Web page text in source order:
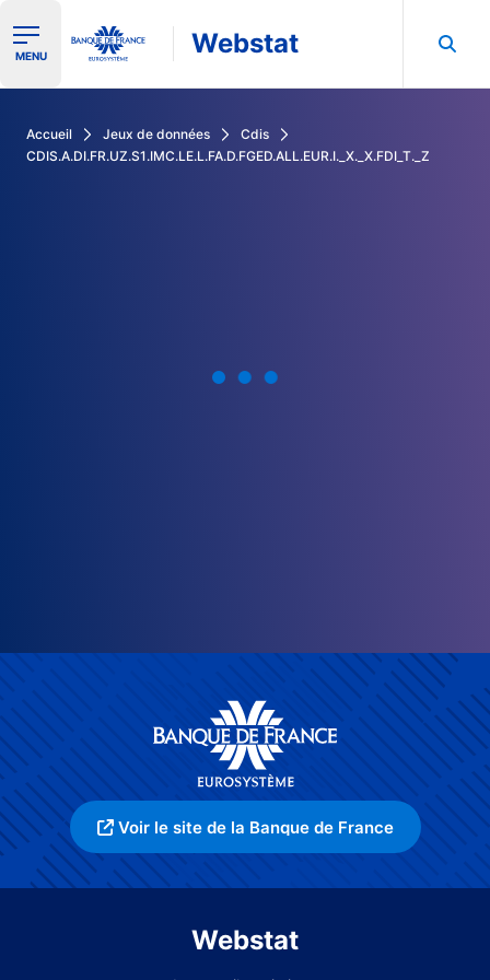
Ouvrir le menu de navigation
MENU Webstat
Accueil Jeux de données
Cdis
CDIS.A.DI.FR.UZ.S1.IMC.LE.L.FA.D.FGED.ALL.EUR.I._X._X.FDI_T._Z
Voir le site de la Banque de France
Webstat